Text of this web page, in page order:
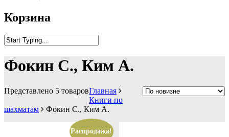
Корзина
Фокин С., Ким А.
Представлено 5 товаровГлавная
Книги по
шахматам
Фокин С., Ким А.
Распродажа!